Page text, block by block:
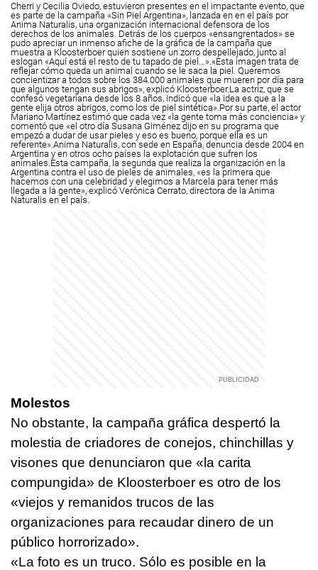
Cherri y Cecilia Oviedo, estuvieron presentes en el impactante evento, que
es parte de la campaña «Sin Piel Argentina», lanzada en en el país por
Anima Naturalis, una organización internacional defensora de los
derechos de los animales. Detrás de los cuerpos «ensangrentados» se
pudo apreciar un inmenso afiche de la gráfica de la campaña que
muestra a Kloosterboer quien sostiene un zorro despellejado, junto al
eslogan «Aquí está el resto de tu tapado de piel...».«Esta imagen trata de
reflejar cómo queda un animal cuando se le saca la piel. Queremos
concientizar a todos sobre los 384.000 animales que mueren por día para
que algunos tengan sus abrigos», explicó Kloosterboer.La actriz, que se
confesó vegetariana desde los 8 años, indicó que «la idea es que a la
gente elija otros abrigos, como los de piel sintética».Por su parte, el actor
Mariano Martínez estimó que cada vez «la gente toma más conciencia» y
comentó que «el otro día Susana Giménez dijo en su programa que
empezó a dudar de usar pieles y eso es bueno, porque ella es un
referente».Anima Naturalis, con sede en España, denuncia desde 2004 en
Argentina y en otros ocho países la explotación que sufren los
animales.Esta campaña, la segunda que realiza la organización en la
Argentina contra el uso de pieles de animales, «es la primera que
hacemos con una celebridad y elegimos a Marcela para tener más
llegada a la gente», explicó Verónica Cerrato, directora de la Anima
Naturalis en el país.
Molestos
No obstante, la campaña gráfica despertó la
molestia de criadores de conejos, chinchillas y
visones que denunciaron que «la carita
compungida» de Kloosterboer es otro de los
«viejos y remanidos trucos de las
organizaciones para recaudar dinero de un
público horrorizado».
«La foto es un truco. Sólo es posible en la